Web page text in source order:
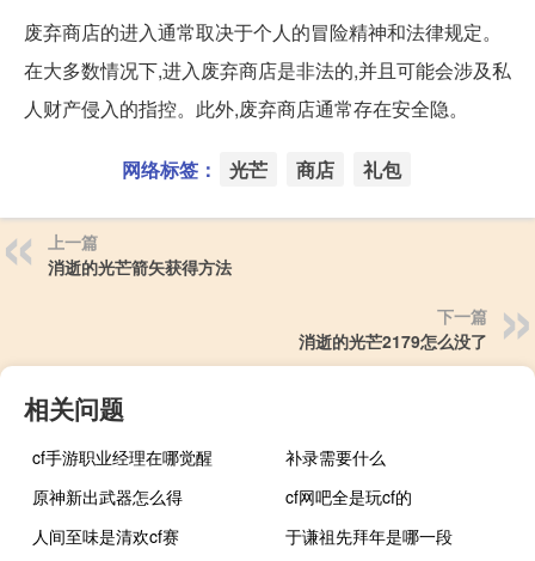
废弃商店的进入通常取决于个人的冒险精神和法律规定。
在大多数情况下,进入废弃商店是非法的,并且可能会涉及私
人财产侵入的指控。此外,废弃商店通常存在安全隐。
网络标签： 光芒 商店 礼包
上一篇
消逝的光芒箭矢获得方法
下一篇
消逝的光芒2179怎么没了
相关问题
cf手游职业经理在哪觉醒
补录需要什么
原神新出武器怎么得
cf网吧全是玩cf的
人间至味是清欢cf赛
于谦祖先拜年是哪一段